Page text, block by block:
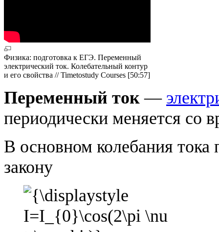
Физика: подготовка к ЕГЭ. Переменный
электрический ток. Колебательный контур
и его свойства // Timetostudy Сourses [50:57]
Переменный ток —
периодически меняется со
В основном колебания тока
закону